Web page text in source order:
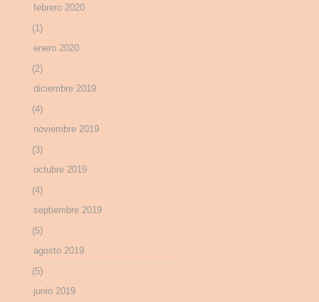
febrero 2020
(1)
enero 2020
(2)
diciembre 2019
(4)
noviembre 2019
(3)
octubre 2019
(4)
septiembre 2019
(5)
agosto 2019
(5)
junio 2019